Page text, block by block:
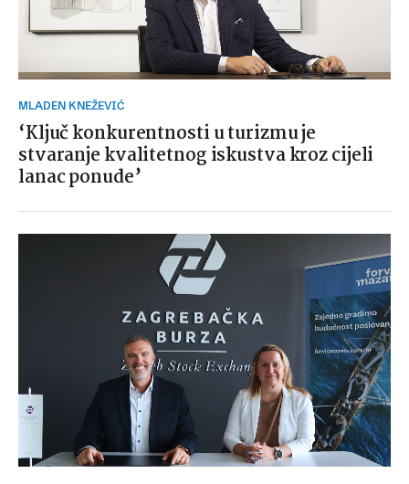
MLADEN KNEŽEVIĆ
‘Ključ konkurentnosti u turizmu je
stvaranje kvalitetnog iskustva kroz cijeli
lanac ponude’